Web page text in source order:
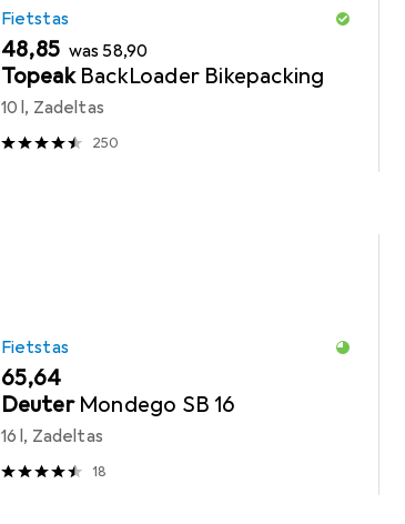
Fietstas
EUR
48,85 wasEUR
58,90
Topeak BackLoader Bikepacking
10 l, Zadeltas
250
Fietstas
EUR
65,64
Deuter Mondego SB 16
16 l, Zadeltas
18